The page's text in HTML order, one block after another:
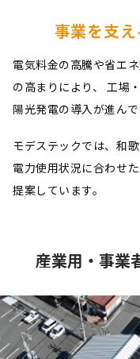
事業を支
電気料金の高騰や省エ
の高まりにより、
工場
陽光発電の導入が進んで
モデステックでは、和歌
電力使用状況に合わせ
提案しています。
産業用・事業